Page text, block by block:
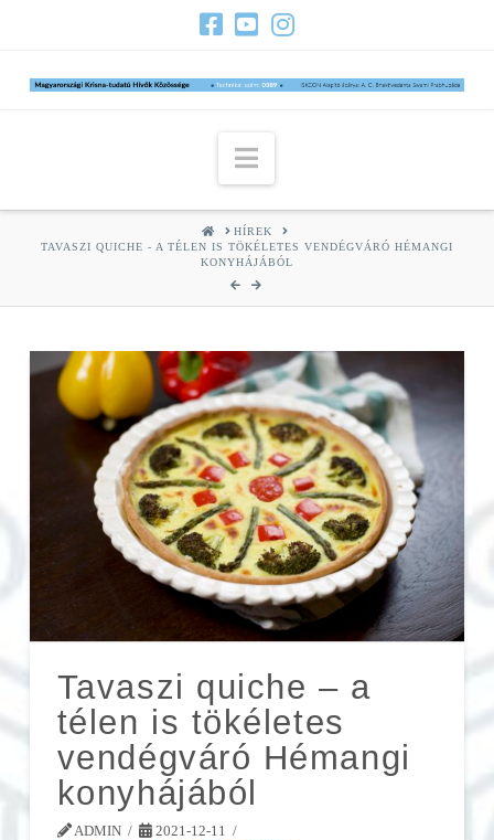
Navigation
HOMEHÍREK
TAVASZI QUICHE - A TÉLEN IS TÖKÉLETES VENDÉGVÁRÓ HÉMANGI
KONYHÁJÁBÓL
Tavaszi quiche – a
télen is tökéletes
vendégváró Hémangi
konyhájából
ADMIN
2021-12-11